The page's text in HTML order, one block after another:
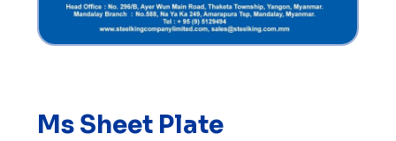
Ms Sheet Plate